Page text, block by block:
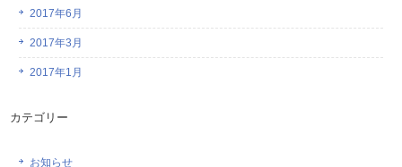
2017年6月
2017年3月
2017年1月
カテゴリー
お知らせ